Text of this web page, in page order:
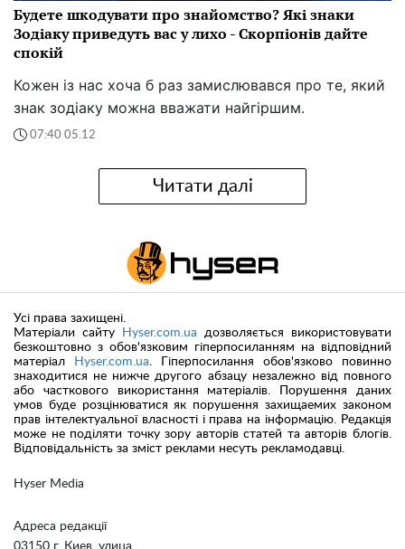
Будете шкодувати про знайомство? Які знаки
Зодіаку приведуть вас у лихо - Скорпіонів дайте
спокій
Кожен із нас хоча б раз замислювався про те, який
знак зодіаку можна вважати найгіршим.
07:40 05.12
Читати далі
Hyser Media
Адреса редакції
Усі права захищені.
Матеріали сайту
Hyser.com.ua дозволяється використовувати
безкоштовно з обов'язковим гіперпосиланням на відповідний
матеріал
Hyser.com.ua. Гіперпосилання обов'язково повинно
знаходитися не нижче другого абзацу незалежно від повного
або часткового використання матеріалів. Порушення даних
умов буде розцінюватися як порушення захищаемих законом
прав інтелектуальної власності і права на інформацію. Редакція
може не поділяти точку зору авторів статей та авторів блогів.
Відповідальність за зміст реклами несуть рекламодавці.